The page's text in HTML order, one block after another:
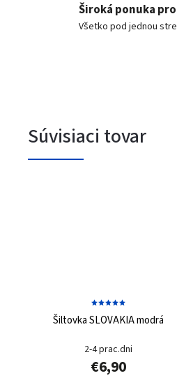
Široká ponuka
Všetko pod jednou
Súvisiaci tovar
Šiltovka SLOVAKIA modrá
2-4 prac.dni
€6,90